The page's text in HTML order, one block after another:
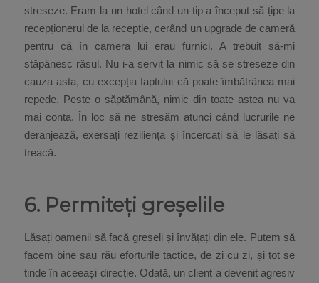
streseze. Eram la un hotel când un tip a început să țipe la
recepționerul de la recepție, cerând un upgrade de cameră
pentru că în camera lui erau furnici. A trebuit să-mi
stăpânesc râsul. Nu i-a servit la nimic să se streseze din
cauza asta, cu excepția faptului că poate îmbătrânea mai
repede. Peste o săptămână, nimic din toate astea nu va
mai conta. În loc să ne stresăm atunci când lucrurile ne
deranjează, exersați reziliența și încercați să le lăsați să
treacă.
6. Permiteți greșelile
Lăsați oamenii să facă greșeli și învățați din ele. Putem să
facem bine sau rău eforturile tactice, de zi cu zi, și tot se
tinde în aceeași direcție. Odată, un client a devenit agresiv